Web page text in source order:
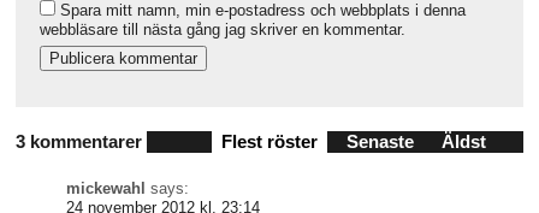
Spara mitt namn, min e-postadress och webbplats i denna
webbläsare till nästa gång jag skriver en kommentar.
3 kommentarer Flest röster Senaste Äldst
mickewahl says:
24 november 2012 kl. 23:14